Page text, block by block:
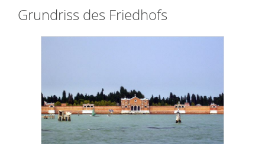
Grundriss des Friedhofs